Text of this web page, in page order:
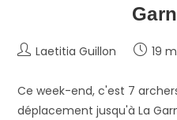
Auteur/autrice
la
publication :
Laetitia Guillon 19
Ce week-end, c'est 7
déplacement jusqu'à La